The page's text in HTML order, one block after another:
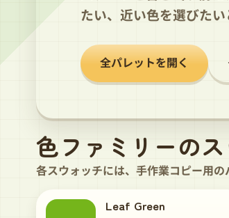
たい、近い色を選びたい
全パレットを開く
色ファミリーの
各スウォッチには、手作業コピー用の
Leaf Green